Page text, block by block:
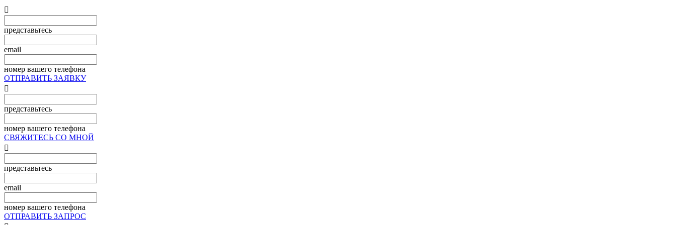

представьтесь
email
номер вашего телефона
ОТПРАВИТЬ ЗАЯВКУ

представьтесь
номер вашего телефона
СВЯЖИТЕСЬ СО МНОЙ

представьтесь
email
номер вашего телефона
ОТПРАВИТЬ ЗАПРОС